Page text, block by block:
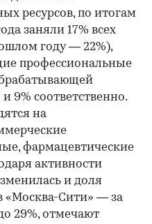
ресурсов, по итогам
заняли 17% всех
году — 22%),
профессиональные
9% соответственно.
на
фармацевтические
активности
и доля
«Москва-Сити» — за
29%, отмечают